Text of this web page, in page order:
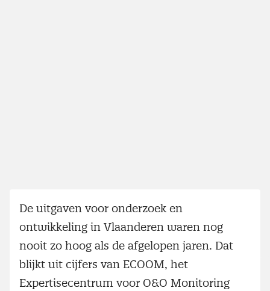
De uitgaven voor onderzoek en
ontwikkeling in Vlaanderen waren nog
nooit zo hoog als de afgelopen jaren. Dat
blijkt uit cijfers van ECOOM, het
Expertisecentrum voor O&O Monitoring